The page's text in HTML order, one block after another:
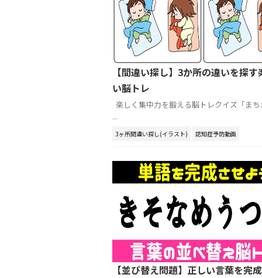
【間違い探し】3か所の違いを探す
い脳トレ
楽しく集中力を鍛える脳トレクイズ「ま
...
3ヶ所間違い探し(イラスト) 認知症予防動画
【並び替え問題】正しい言葉を完